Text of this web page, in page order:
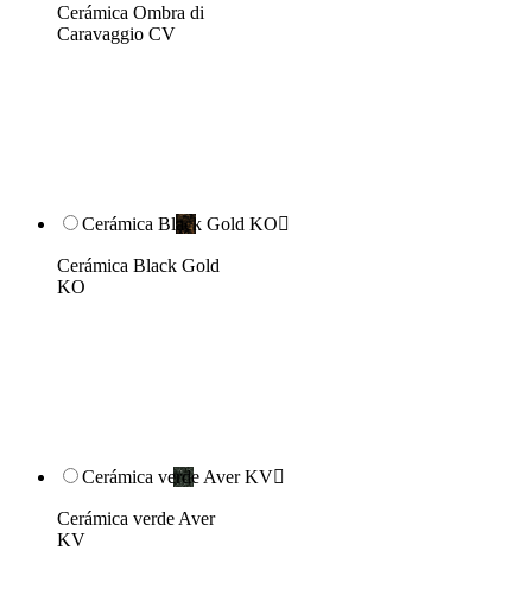
Cerámica Ombra di
Caravaggio CV
Cerámica Black Gold KO
Cerámica Black Gold
KO
Cerámica verde Aver KV
Cerámica verde Aver
KV